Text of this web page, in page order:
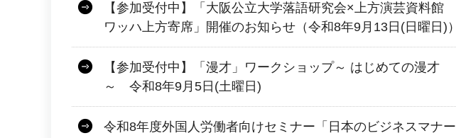
【参加受付中】「大阪公立大学落語研究会×上方演芸資料館
ワッハ上方寄席」開催のお知らせ（令和8年9月13日(日曜日)）
【参加受付中】「漫才」ワークショップ～ はじめての漫才
～ 令和8年9月5日(土曜日)
令和8年度外国人労働者向けセミナー「日本のビジネスマナー